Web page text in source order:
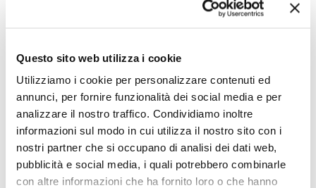
Questo sito web utilizza i cookie
Utilizziamo i cookie per personalizzare contenuti ed
annunci, per fornire funzionalità dei social media e per
analizzare il nostro traffico. Condividiamo inoltre
informazioni sul modo in cui utilizza il nostro sito con i
nostri partner che si occupano di analisi dei dati web,
pubblicità e social media, i quali potrebbero combinarle
con altre informazioni che ha fornito loro o che hanno